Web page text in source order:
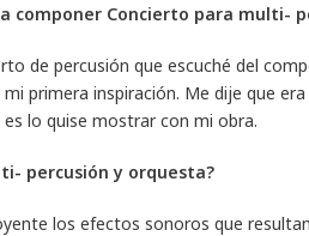
componer Concierto para multi-
de percusión que escuché del
primera inspiración. Me dije que
lo quise mostrar con mi obra.
percusión y orquesta?
los efectos sonoros que